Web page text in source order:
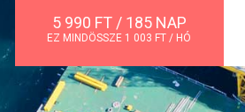
5 990 FT / 185 NAP
EZ MINDÖSSZE 1 003 FT / HÓ